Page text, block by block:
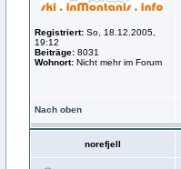
Registriert: So, 18.12.2005,
19:12
Beiträge: 8031
Wohnort: Nicht mehr im Forum
Nach oben
norefjell